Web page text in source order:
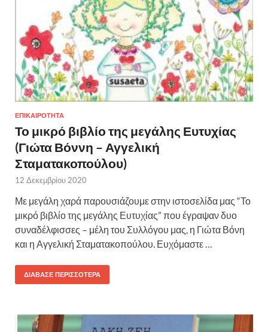
ΕΠΙΚΑΙΡΟΤΗΤΑ
Το μικρό βιβλίο της μεγάλης Ευτυχίας
(Γιώτα Βόννη – Αγγελική
Σταματακοπούλου)
12 Δεκεμβρίου 2020
Με μεγάλη χαρά παρουσιάζουμε στην ιστοσελίδα μας “Το
μικρό βιβλίο της μεγάλης Ευτυχίας” που έγραψαν δυο
συναδέλφισσες – μέλη του Συλλόγου μας, η Γιώτα Βόνη
και η Αγγελική Σταματακοπούλου. Ευχόμαστε …
ΔΙΆΒΑΣΕ ΠΕΡΙΣΣΌΤΕΡΑ